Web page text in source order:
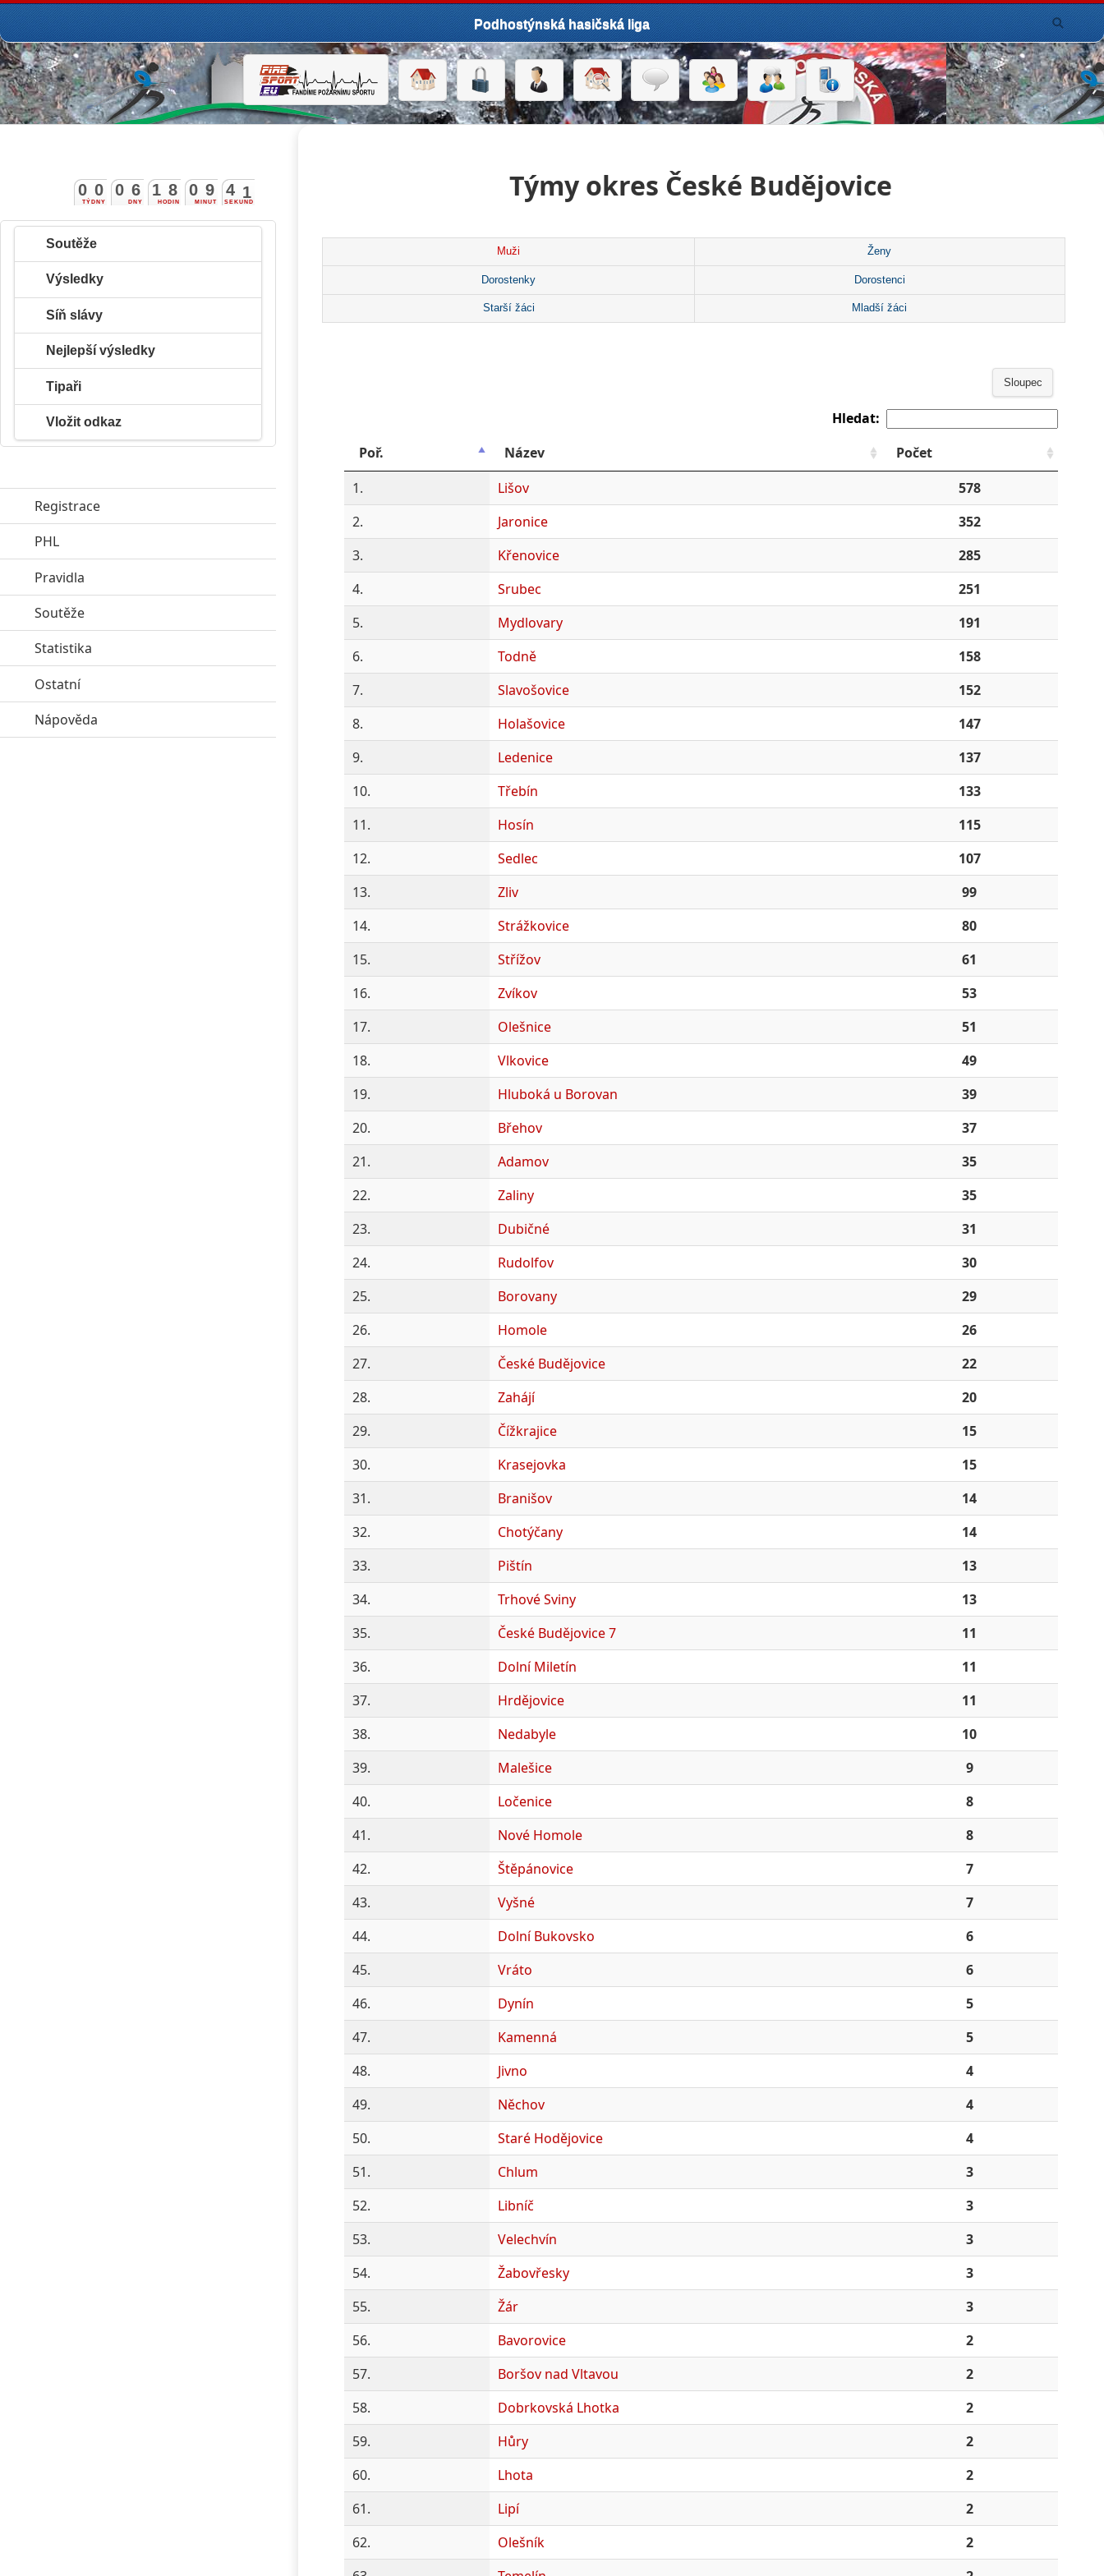
Podhostýnská hasičská liga
Týmy okres České Budějovice
Muži Ženy
Dorostenky Dorostenci
Starší žáci Mladší žáci
Sloupec
Hledat:
Poř.
Název
Počet
1.
Lišov
578
2.
Jaronice
352
3.
Křenovice
285
4.
Srubec
251
5.
Mydlovary
191
6.
Todně
158
7.
Slavošovice
152
8.
Holašovice
147
9.
Ledenice
137
10.
Třebín
133
11.
Hosín
115
12.
Sedlec
107
13.
Zliv
99
14.
Strážkovice
80
15.
Střížov
61
16.
Zvíkov
53
17.
Olešnice
51
18.
Vlkovice
49
19.
Hluboká u Borovan
39
20.
Břehov
37
21.
Adamov
35
22.
Zaliny
35
23.
Dubičné
31
24.
Rudolfov
30
25.
Borovany
29
26.
Homole
26
27.
České Budějovice
22
28.
Zahájí
20
29.
Čížkrajice
15
30.
Krasejovka
15
31.
Branišov
14
32.
Chotýčany
14
33.
Pištín
13
34.
Trhové Sviny
13
35.
České Budějovice 7
11
36.
Dolní Miletín
11
37.
Hrdějovice
11
38.
Nedabyle
10
39.
Malešice
9
40.
Ločenice
8
41.
Nové Homole
8
42.
Štěpánovice
7
43.
Vyšné
7
44.
Dolní Bukovsko
6
45.
Vráto
6
46.
Dynín
5
47.
Kamenná
5
48.
Jivno
4
49.
Něchov
4
50.
Staré Hodějovice
4
51.
Chlum
3
52.
Libníč
3
53.
Velechvín
3
54.
Žabovřesky
3
55.
Žár
3
56.
Bavorovice
2
57.
Boršov nad Vltavou
2
58.
Dobrkovská Lhotka
2
59.
Hůry
2
60.
Lhota
2
61.
Lipí
2
62.
Olešník
2
TÝDNY
0 0
DNY
0 6
HODIN
1 8
MINUT
0 9
SEKUND
4 0
Soutěže
Výsledky
Síň slávy
Nejlepší výsledky
Tipaři
Vložit odkaz
Registrace
PHL
Pravidla
Soutěže
Statistika
Ostatníclick to expand contents
Nápověda